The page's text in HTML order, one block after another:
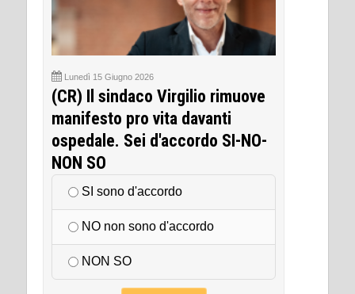
Lunedì 15 Giugno 2026
(CR) Il sindaco Virgilio rimuove
manifesto pro vita davanti
ospedale. Sei d'accordo SI-NO-
NON SO
SI sono d'accordo
NO non sono d'accordo
NON SO